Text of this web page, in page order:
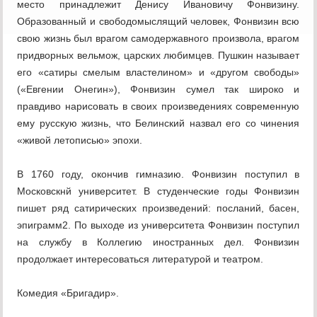
место принадлежит Денису Ивановичу Фонвизину.
Образованный и свободомыслящий человек, Фонвизин всю
свою жизнь был врагом самодержавного произвола, врагом
придворных вельмож, царских любимцев. Пушкин называет
его «сатиры смелым властелином» и «другом свободы»
(«Евгении Онегин»), Фонвизин сумел так широко и
правдиво нарисовать в своих произведениях современную
ему русскую жизнь, что Белинский назвал его со чинения
«живой летописью» эпохи.
В 1760 году, окончив гимназию. Фонвизин поступил в
Московскнй университет. В студенческие годы Фонвизин
пишет ряд сатирических произведений: посланий, басен,
эпиграмм2. По выходе из университета Фонвизин поступил
на службу в Коллегию иностранных дел. Фонвизин
продолжает интересоваться литературой и театром.
Комедия «Бригадир».